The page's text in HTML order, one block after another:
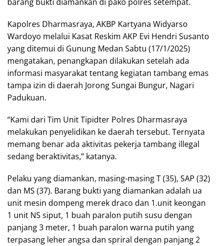
Kapolres Dharmasraya, AKBP Kartyana Widyarso
Wardoyo melalui Kasat Reskim AKP Evi Hendri Susanto
yang ditemui di Gunung Medan Sabtu (17/1/2025)
mengatakan, penangkapan dilakukan setelah ada
informasi masyarakat tentang kegiatan tambang emas
tampa izin di daerah Jorong Sungai Bungur, Nagari
Padukuan.
“Kami dari Tim Unit Tipidter Polres Dharmasraya
melakukan penyelidikan ke daerah tersebut. Ternyata
memang benar ada aktivitas pekerja tambang illegal
sedang beraktivitas,” katanya.
Pelaku yang diamankan, masing-masing T (35), SAP (32)
dan MS (37). Barang bukti yang diamankan adalah ua
unit mesin dompeng merek draco dan 1.unit keongan
1 unit NS siput, 1 buah paralon putih susu dengan
panjang 3 meter, 1 buah paralon warna putih yang
terpasang leher angsa dan spriral dengan panjang 2